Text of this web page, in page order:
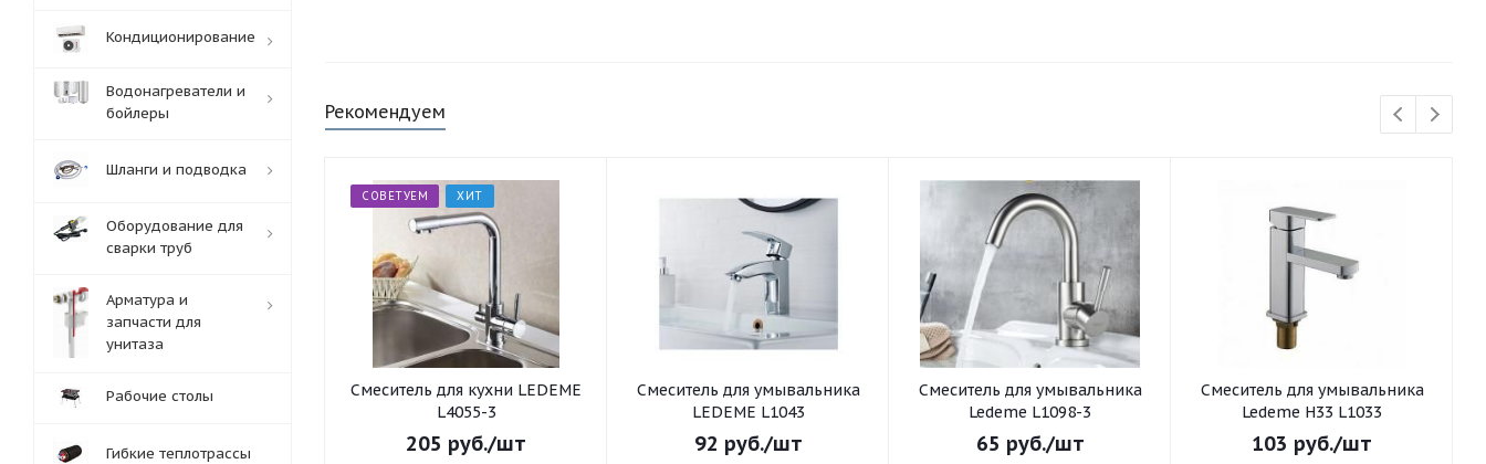
Рекомендуем
СОВЕТУЕМ ХИТ
Смеситель для кухни LEDEME
L4055-3
205 руб./шт
Смеситель для умывальника
LEDEME L1043
92 руб./шт
Смеситель для умывальника
Ledeme L1098-3
65 руб./шт
Смеситель для умывальника
Ledeme H33 L1033
103 руб./шт
Кондиционирование
Водонагреватели и
бойлеры
Шланги и подводка
Оборудование для
сварки труб
Арматура и
запчасти для
унитаза
Рабочие столы
Гибкие теплотрассы